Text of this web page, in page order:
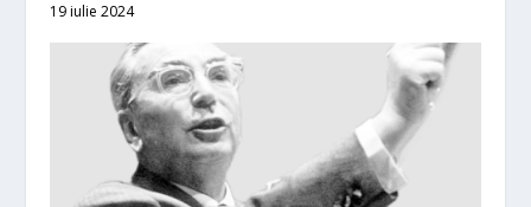
19 iulie 2024